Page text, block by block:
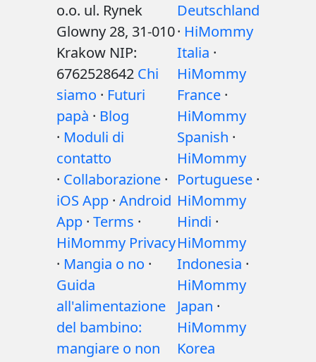
o.o. ul. Rynek
Glowny 28, 31-010
Krakow NIP:
6762528642 Chi
siamo · Futuri
papà · Blog
· Moduli di
contatto
· Collaborazione ·
iOS App · Android
App · Terms ·
HiMommy Privacy
· Mangia o no ·
Guida
all'alimentazione
del bambino:
mangiare o non
Deutschland
· HiMommy
Italia ·
HiMommy
France ·
HiMommy
Spanish ·
HiMommy
Portuguese ·
HiMommy
Hindi ·
HiMommy
Indonesia ·
HiMommy
Japan ·
HiMommy
Korea